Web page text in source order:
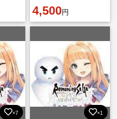
4,500円
×7 ×1